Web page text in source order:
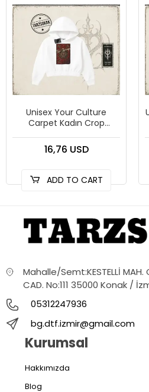
Unisex Your Culture
Carpet Kadın Crop
Beyaz
16,76 USD
ADD TO CART
Mahalle/Semt:KESTELLİ MAH.
CAD. No:111 35000 Konak /
05312247936
bg.dtf.izmir@gmail.com
Kurumsal
Hakkımızda
Blog